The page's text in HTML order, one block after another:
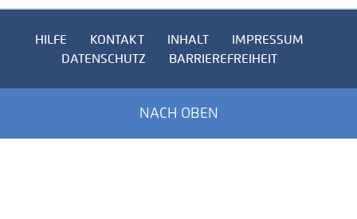
HILFE KONTAKT INHALT
IMPRESSUM
DATENSCHUTZ
BARRIEREFREIHEIT
NACH OBEN